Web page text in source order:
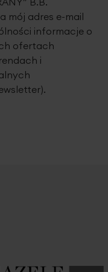
mój adres e-mail
informacje o
ofertach
i